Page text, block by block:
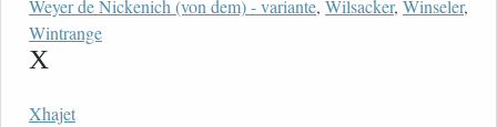
Weyer de Nickenich (von dem) - variante, Wilsacker, Winseler,
Wintrange
X
Xhajet